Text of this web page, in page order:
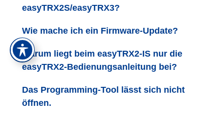
easyTRX2S/easyTRX3?
Wie mache ich ein Firmware-Update?
Warum liegt beim easyTRX2-IS nur die
easyTRX2-Bedienungsanleitung bei?
Das Programming-Tool lässt sich nicht
öffnen.